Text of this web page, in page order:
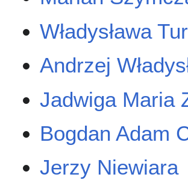
Władysława Tur
Andrzej
Jadwiga Maria
Bogdan Adam
Jerzy Niewiara